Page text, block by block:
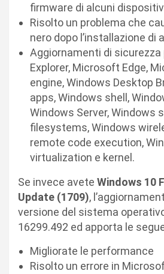
firmware di alcuni
Risolto un problema che
nero dopo l’installazione di
Aggiornamenti di
Explorer, Microsoft Edge,
engine, Windows Desktop
apps, Windows shell,
Windows Server, Windows
filesystems, Windows
remote code execution,
virtualization e kernel.
Se invece avete Windows 10
Update (1709),
versione del sistema
16299.492 ed apporta le
Migliorate le performance
Risolto un errore in